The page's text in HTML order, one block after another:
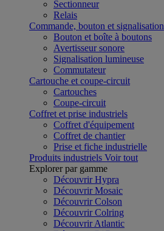
Sectionneur
Relais
Commande, bouton et signalisation
Bouton et boîte à boutons
Avertisseur sonore
Signalisation lumineuse
Commutateur
Cartouche et coupe-circuit
Cartouches
Coupe-circuit
Coffret et prise industriels
Coffret d'équipement
Coffret de chantier
Prise et fiche industrielle
Produits industriels Voir tout
Explorer par gamme
Découvrir Hypra
Découvrir Mosaic
Découvrir Colson
Découvrir Colring
Découvrir Atlantic